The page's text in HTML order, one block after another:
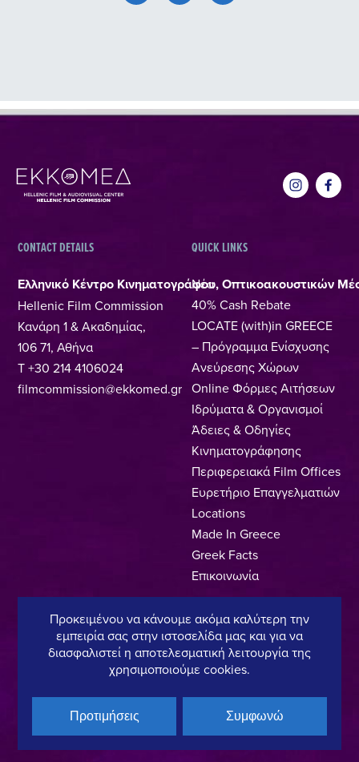
CONTACT DETAILS
Ελληνικό Κέντρο Κινηματογράφου, Οπτικοακουστικών
Hellenic Film Commission
Κανάρη 1 & Ακαδημίας,
106 71, Αθήνα
T +30 214 4106024
filmcommission@ekkomed.gr
QUICK LINKS
Νέα
40% Cash Rebate
LOCATE (with)in GREECE
– Πρόγραμμα Ενίσχυσης
Ανεύρεσης Χώρων
Online Φόρμες Αιτήσεων
Ιδρύματα & Οργανισμοί
Άδειες & Οδηγίες
Κινηματογράφησης
Περιφερειακά Film Offices
Ευρετήριο Επαγγελματιών
Locations
Made In Greece
Greek Facts
Επικοινωνία
Πολιτική Απορρήτου Όροι Χρήσης Πολιτική Cookies
Copyright © 2025, Hellenic Film & Audiovisual Center
Προκειμένου να κάνουμε ακόμα καλύτερη την
εμπειρία σας στην ιστοσελίδα μας και για να
διασφαλιστεί η αποτελεσματική λειτουργία της
χρησιμοποιούμε cookies.
Προτιμήσεις Συμφωνώ